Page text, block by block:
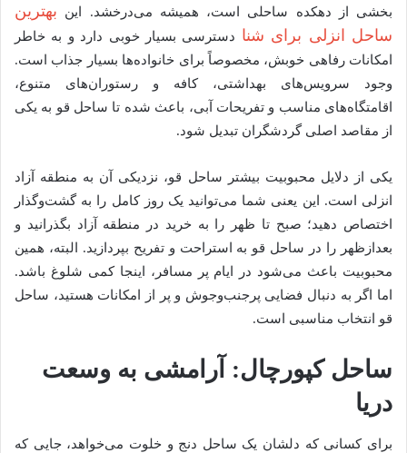
بخشی از دهکده ساحلی است، همیشه می‌درخشد. این بهترین
ساحل انزلی برای شنا دسترسی بسیار خوبی دارد و به خاطر
امکانات رفاهی خوبش، مخصوصاً برای خانواده‌ها بسیار جذاب است.
وجود سرویس‌های بهداشتی، کافه و رستوران‌های متنوع،
اقامتگاه‌های مناسب و تفریحات آبی، باعث شده تا ساحل قو به یکی
از مقاصد اصلی گردشگران تبدیل شود.
یکی از دلایل محبوبیت بیشتر ساحل قو، نزدیکی آن به منطقه آزاد
انزلی است. این یعنی شما می‌توانید یک روز کامل را به گشت‌وگذار
اختصاص دهید؛ صبح تا ظهر را به خرید در منطقه آزاد بگذرانید و
بعدازظهر را در ساحل قو به استراحت و تفریح بپردازید. البته، همین
محبوبیت باعث می‌شود در ایام پر مسافر، اینجا کمی شلوغ باشد.
اما اگر به دنبال فضایی پرجنب‌وجوش و پر از امکانات هستید، ساحل
قو انتخاب مناسبی است.
ساحل کپورچال: آرامشی به وسعت
دریا
برای کسانی که دلشان یک ساحل دنج و خلوت می‌خواهد، جایی که